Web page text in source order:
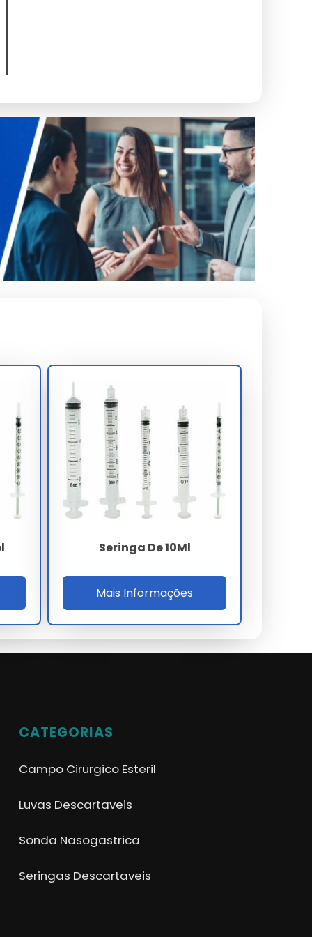
Seringa De 10Ml
Mais Informações
CATEGORIAS
Campo Cirurgico Esteril
Luvas Descartaveis
Sonda Nasogastrica
Seringas Descartaveis